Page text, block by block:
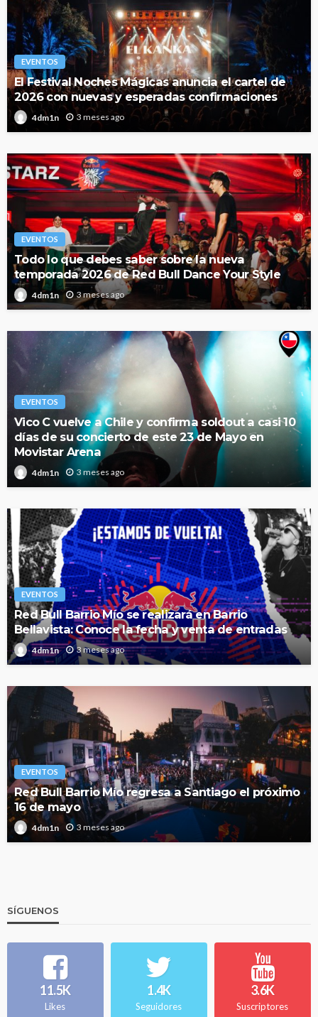
EVENTOS
El Festival Noches Mágicas anuncia el cartel de
2026 con nuevas y esperadas confirmaciones
4dm1n 3 meses ago
EVENTOS
Todo lo que debes saber sobre la nueva
temporada 2026 de Red Bull Dance Your Style
4dm1n 3 meses ago
EVENTOS
Vico C vuelve a Chile y confirma soldout a casi 10
días de su concierto de este 23 de Mayo en
Movistar Arena
4dm1n 3 meses ago
EVENTOS
Red Bull Barrio Mío se realizará en Barrio
Bellavista: Conoce la fecha y venta de entradas
4dm1n 3 meses ago
EVENTOS
Red Bull Barrio Mío regresa a Santiago el próximo
16 de mayo
4dm1n 3 meses ago
SÍGUENOS
11.5K
Likes
1.4K
Seguidores
3.6K
Suscriptores